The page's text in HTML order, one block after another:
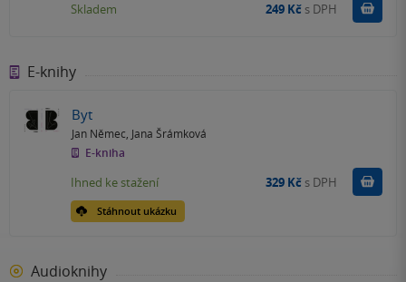
Skladem 249 Kč s DPH
E-knihy
Byt
Jan Němec Jana Šrámková
E-kniha
Stáhnout ukázku
Ihned ke stažení 329 Kč s DPH Koupit
Audioknihy